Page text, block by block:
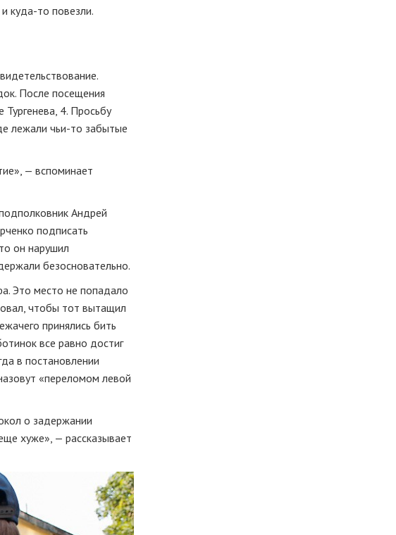
куда-то повезли.
После посещения
4. Просьбу
лежали чьи-то забытые
— вспоминает
Андрей
подписать
он нарушил
безосновательно.
Это место не попадало
чтобы тот вытащил
принялись бить
все равно достиг
в постановлении
«переломом левой
о задержании
хуже», — рассказывает